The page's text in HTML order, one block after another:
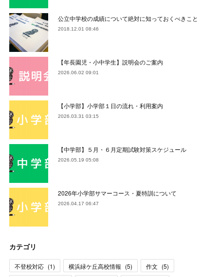
公立中学校の成績について絶対に知っておくべきこと
2018.12.01 08:46
【年長園児・小中学生】説明会のご案内
2026.06.02 09:01
【小学部】小学部１日の流れ・利用案内
2026.03.31 03:15
【中学部】５月・６月定期試験対策スケジュール
2026.05.19 05:08
2026年小学部サマーコース・夏特訓について
2026.04.17 06:47
カテゴリ
不登校対応 (1) 横浜緑ケ丘高校情報 (5) 作文 (5)